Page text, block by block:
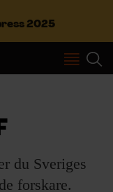
2025
du Sveriges
forskare.